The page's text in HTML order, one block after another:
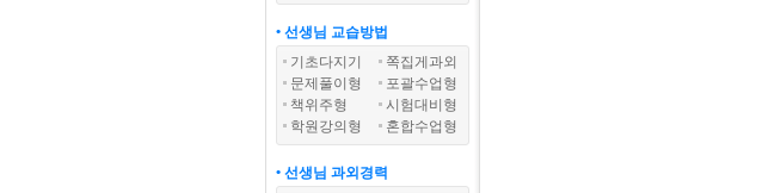
• 선생님 교습방법
기초다지기
쪽집게과외
문제풀이형
포괄수업형
책위주형
시험대비형
학원강의형
혼합수업형
• 선생님 과외경력